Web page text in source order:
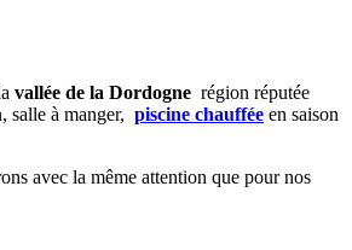
vallée de la Dordogne région réputée
salle à manger, piscine chauffée en saison
avec la même attention que pour nos